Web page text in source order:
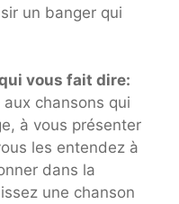
un banger qui
vous fait dire:
aux chansons qui
à vous présenter
les entendez à
dans la
une chanson